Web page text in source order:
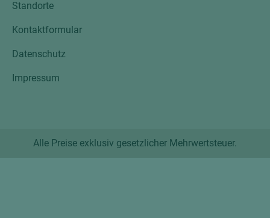
Standorte
Kontaktformular
Datenschutz
Impressum
Alle Preise exklusiv gesetzlicher Mehrwertsteuer.